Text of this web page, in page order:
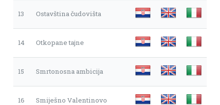
13 Ostavština čudovišta
14 Otkopane tajne
15 Smrtonosna ambicija
16 Smiješno Valentinovo